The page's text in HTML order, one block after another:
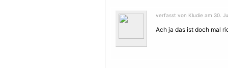
verfasst von Kludie am 30.
Ach ja das ist doch mal